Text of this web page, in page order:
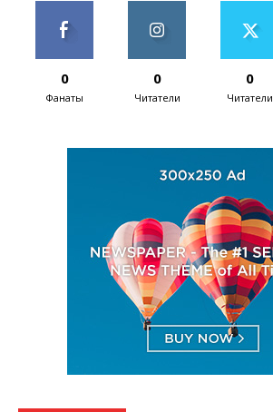
0
Фанаты
0
Читатели
0
Читатели